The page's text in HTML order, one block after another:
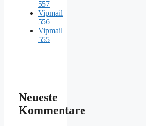
557
Vipmail
556
Vipmail
555
Neueste
Kommentare